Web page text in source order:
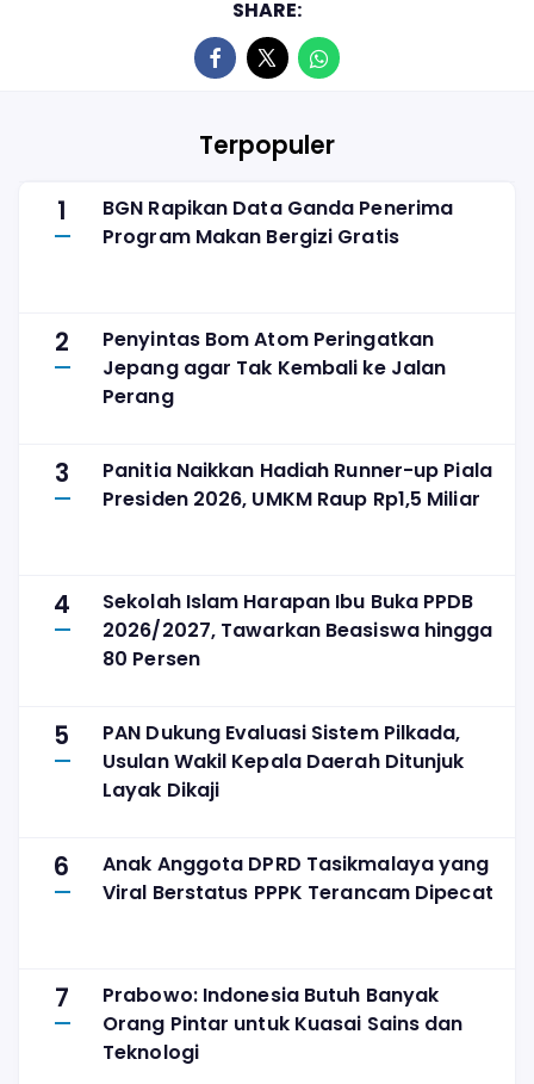
SHARE:
Terpopuler
1
BGN Rapikan Data Ganda Penerima
Program Makan Bergizi Gratis
2
Penyintas Bom Atom Peringatkan
Jepang agar Tak Kembali ke Jalan
Perang
3
Panitia Naikkan Hadiah Runner-up Piala
Presiden 2026, UMKM Raup Rp1,5 Miliar
4
Sekolah Islam Harapan Ibu Buka PPDB
2026/2027, Tawarkan Beasiswa hingga
80 Persen
5
PAN Dukung Evaluasi Sistem Pilkada,
Usulan Wakil Kepala Daerah Ditunjuk
Layak Dikaji
6
Anak Anggota DPRD Tasikmalaya yang
Viral Berstatus PPPK Terancam Dipecat
7
Prabowo: Indonesia Butuh Banyak
Orang Pintar untuk Kuasai Sains dan
Teknologi